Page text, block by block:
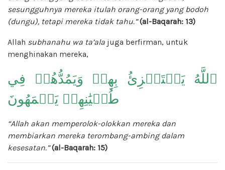
sesungguhnya mereka itulah orang-orang yang bodoh
(dungu), tetapi mereka tidak tahu.” (al-Baqarah: 13)
Allah subhanahu wa ta’ala juga berfirman, untuk
menghinakan mereka,
ٱللَّهُ يَسۡتَهۡزِئُ بِهِمۡ وَيَمُدُّهُمۡ فِي
طُغۡيَٰنِهِمۡ يَعۡمَهُونَ
“Allah akan memperolok-olokkan mereka dan
membiarkan mereka terombang-ambing dalam
kesesatan.” (al-Baqarah: 15)